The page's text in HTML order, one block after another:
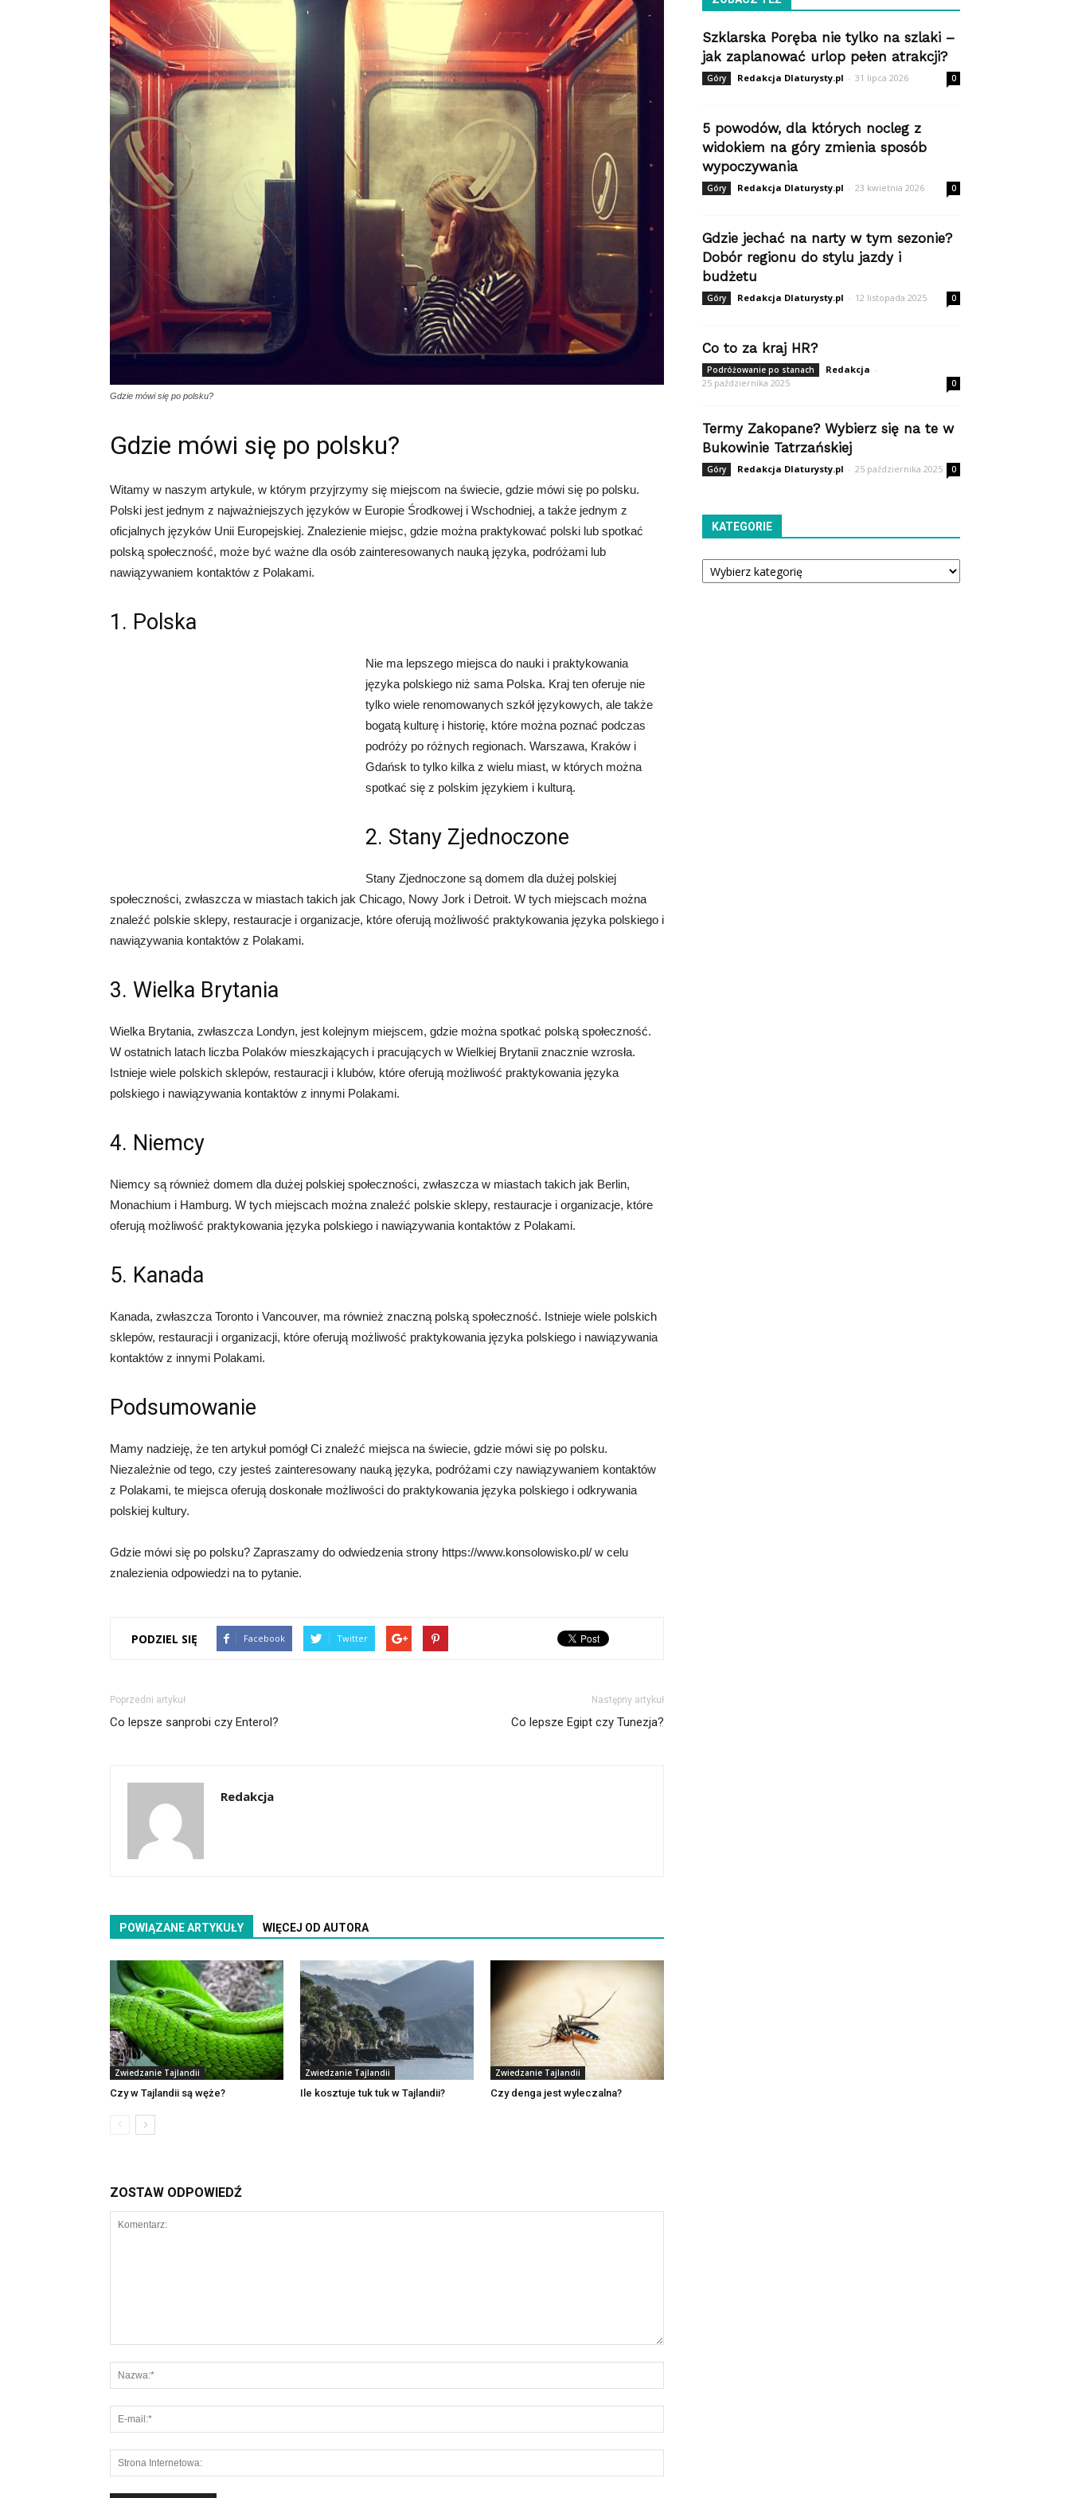
Gdzie mówi się po polsku?
Gdzie mówi się po polsku?
Witamy w naszym artykule, w którym przyjrzymy się miejscom na świecie, gdzie mówi się po polsku.
Polski jest jednym z najważniejszych języków w Europie Środkowej i Wschodniej, a także jednym z
oficjalnych języków Unii Europejskiej. Znalezienie miejsc, gdzie można praktykować polski lub spotkać
polską społeczność, może być ważne dla osób zainteresowanych nauką języka, podróżami lub
nawiązywaniem kontaktów z Polakami.
1. Polska
Nie ma lepszego miejsca do nauki i praktykowania
języka polskiego niż sama Polska. Kraj ten oferuje nie
tylko wiele renomowanych szkół językowych, ale także
bogatą kulturę i historię, które można poznać podczas
podróży po różnych regionach. Warszawa, Kraków i
Gdańsk to tylko kilka z wielu miast, w których można
spotkać się z polskim językiem i kulturą.
2. Stany Zjednoczone
Stany Zjednoczone są domem dla dużej polskiej
społeczności, zwłaszcza w miastach takich jak Chicago, Nowy Jork i Detroit. W tych miejscach można
znaleźć polskie sklepy, restauracje i organizacje, które oferują możliwość praktykowania języka polskiego i
nawiązywania kontaktów z Polakami.
3. Wielka Brytania
Wielka Brytania, zwłaszcza Londyn, jest kolejnym miejscem, gdzie można spotkać polską społeczność.
W ostatnich latach liczba Polaków mieszkających i pracujących w Wielkiej Brytanii znacznie wzrosła.
Istnieje wiele polskich sklepów, restauracji i klubów, które oferują możliwość praktykowania języka
polskiego i nawiązywania kontaktów z innymi Polakami.
4. Niemcy
Niemcy są również domem dla dużej polskiej społeczności, zwłaszcza w miastach takich jak Berlin,
Monachium i Hamburg. W tych miejscach można znaleźć polskie sklepy, restauracje i organizacje, które
oferują możliwość praktykowania języka polskiego i nawiązywania kontaktów z Polakami.
5. Kanada
Kanada, zwłaszcza Toronto i Vancouver, ma również znaczną polską społeczność. Istnieje wiele polskich
sklepów, restauracji i organizacji, które oferują możliwość praktykowania języka polskiego i nawiązywania
kontaktów z innymi Polakami.
Podsumowanie
Mamy nadzieję, że ten artykuł pomógł Ci znaleźć miejsca na świecie, gdzie mówi się po polsku.
Niezależnie od tego, czy jesteś zainteresowany nauką języka, podróżami czy nawiązywaniem kontaktów
z Polakami, te miejsca oferują doskonałe możliwości do praktykowania języka polskiego i odkrywania
polskiej kultury.
Gdzie mówi się po polsku? Zapraszamy do odwiedzenia strony https://www.konsolowisko.pl/ w celu
znalezienia odpowiedzi na to pytanie.
PODZIEL SIĘ Facebook Twitter
Poprzedni artykuł
Co lepsze sanprobi czy Enterol?
Następny artykuł
Co lepsze Egipt czy Tunezja?
Redakcja
POWIĄZANE ARTYKUŁY WIĘCEJ OD AUTORA
Zwiedzanie Tajlandii
Czy w Tajlandii są węże?
Zwiedzanie Tajlandii
Ile kosztuje tuk tuk w Tajlandii?
Zwiedzanie Tajlandii
Czy denga jest wyleczalna?
ZOSTAW ODPOWIEDŹ
Szklarska Poręba nie tylko na szlaki –
jak zaplanować urlop pełen atrakcji?
Góry Redakcja Dlaturysty.pl - 31 lipca 2026 0
5 powodów, dla których nocleg z
widokiem na góry zmienia sposób
wypoczywania
Góry Redakcja Dlaturysty.pl - 23 kwietnia 2026 0
Gdzie jechać na narty w tym sezonie?
Dobór regionu do stylu jazdy i
budżetu
Góry Redakcja Dlaturysty.pl - 12 listopada 2025 0
Co to za kraj HR?
Podróżowanie po stanach Redakcja -
25 października 2025
0
Termy Zakopane? Wybierz się na te w
Bukowinie Tatrzańskiej
Góry Redakcja Dlaturysty.pl - 25 października 2025 0
KATEGORIE
Kategorie